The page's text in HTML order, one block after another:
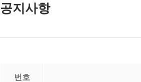
공지사항
번호